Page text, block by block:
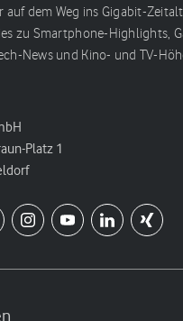
auf dem Weg ins Gigabit-
zu Smartphone-Highlights,
News und Kino- und TV-
Platz 1